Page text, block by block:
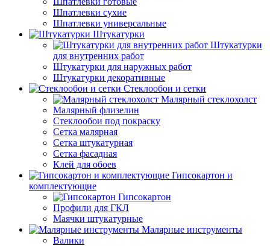
Шпатлевки сухие
Шпатлевки универсальные
Штукатурки
Штукатурки
для внутренних работ
Штукатурки для наружных работ
Штукатурки декоративные
Стеклообои и сетки
Малярный стеклохолст
Малярный флизелин
Стеклообои под покраску
Сетка малярная
Сетка штукатурная
Сетка фасадная
Клей для обоев
Гипсокартон и
комплектующие
Гипсокартон
Профили для ГКЛ
Маячки штукатурные
Малярные инструменты
Валики